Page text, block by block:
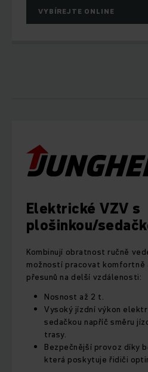
VYBÍREJTE ONLINE
Elektrické VZV s
plošinkou/
Kombinují obratnost ručně
možností pracovat komfortně
přesunů na delší vzdálenosti:
Nosnost až 2 t.
Vysoký jízdní výkon
sedačkou napříč směru
trasy.
Bezpečnější provoz díky
která poskytuje řidiči